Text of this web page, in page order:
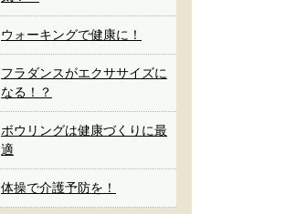
ウォーキングで健康に！
フラダンスがエクササイズに
なる！？
ボウリングは健康づくりに最
適
体操で介護予防を！